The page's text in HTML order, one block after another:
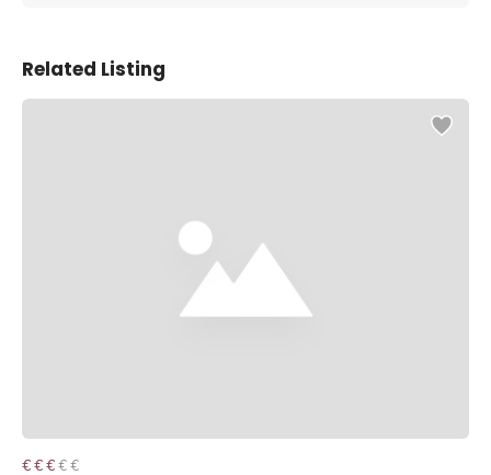
Related Listing
€ € € € €
€ € €